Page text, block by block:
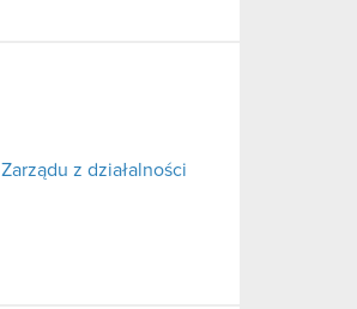
z działalności